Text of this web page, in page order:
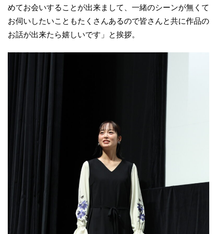
めてお会いすることが出来まして、一緒のシーンが無くて
お伺いしたいこともたくさんあるので皆さんと共に作品の
お話が出来たら嬉しいです」と挨拶。